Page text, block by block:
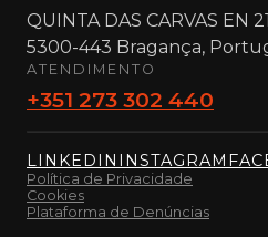
QUINTA DAS CARVAS EN
5300-443 Bragança,
ATENDIMENTO
+351 273 302 440
LINKEDIN INSTAGRAM
Política de Privacidade
Cookies
Plataforma de Denúncias